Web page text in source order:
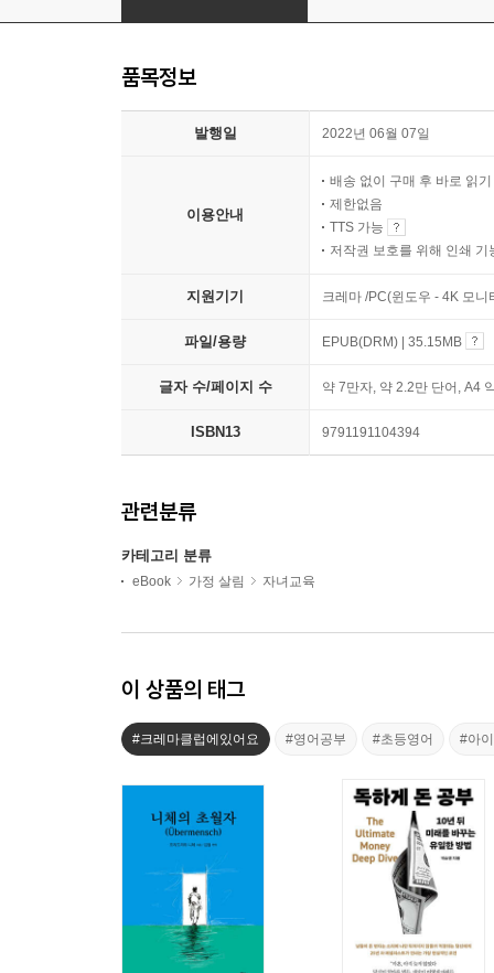
품목정보
발행일 2022년 06월 07일
이용안내
배송 없이 구매 후 바로 읽기
제한없음
TTS 가능
저작권 보호를 위해 인쇄 기
지원기기 크레마 /PC(윈도우 - 4K 모
파일/용량 EPUB(DRM) | 35.15MB
글자 수/페이지 수 약 7만자, 약 2.2만 단어, A4
ISBN13 9791191104394
관련분류
카테고리 분류
eBook 가정 살림 자녀교육
이 상품의 태그
#크레마클럽에있어요 #영어공부 #초등영어 #아